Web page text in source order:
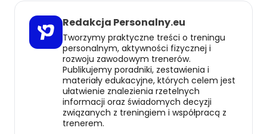
Redakcja Personalny.eu
Tworzymy praktyczne treści o treningu
personalnym, aktywności fizycznej i
rozwoju zawodowym trenerów.
Publikujemy poradniki, zestawienia i
materiały edukacyjne, których celem jest
ułatwienie znalezienia rzetelnych
informacji oraz świadomych decyzji
związanych z treningiem i współpracą z
trenerem.